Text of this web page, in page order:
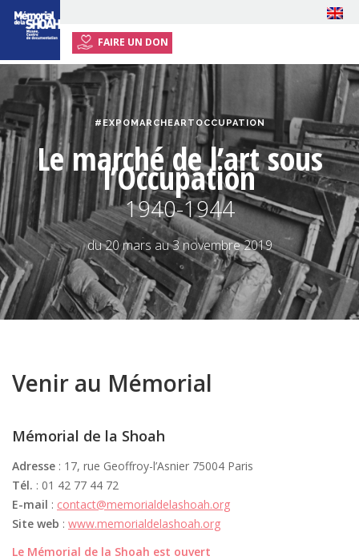
FAIRE UN DON
ACCUEIL
EXPOSITION
ÉVÉNEMENTS
RESSOURCES
ENSEIGNANTS
INFOS PRATIQUES
#EXPOMARCHEARTOCCUPATION
Le marché de l’art sous
l’Occupation
1940-1944
du 20 mars au 3 novembre 2019
Venir au Mémorial
Mémorial de la Shoah
Adresse : 17, rue Geoffroy-l’Asnier 75004 Paris
Tél. : 01 42 77 44 72
E-mail : contact@memorialdelashoah.org
Site web : www.memorialdelashoah.org
Le Mémorial de la Shoah est ouvert